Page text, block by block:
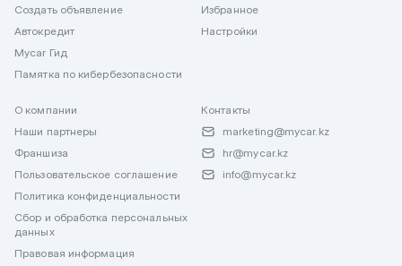
Создать объявление
Автокредит
Mycar Гид
Памятка по кибербезопасности
Избранное
Настройки
О компании
Наши партнеры
Франшиза
Пользовательское соглашение
Политика конфиденциальности
Сбор и обработка персональных
данных
Правовая информация
Контакты
marketing@mycar.kz
hr@mycar.kz
info@mycar.kz